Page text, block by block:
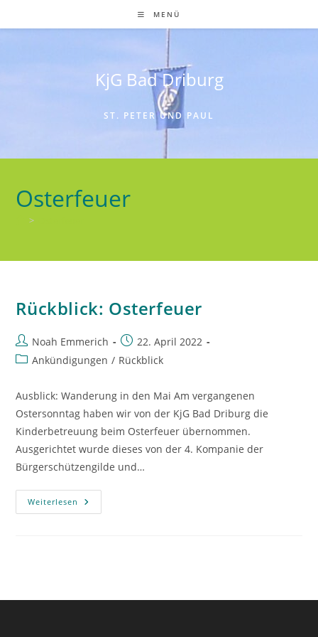
Inhalt
MENÜ
KjG Bad Driburg
ST. PETER UND PAUL
Osterfeuer
>
Rückblick: Osterfeuer
Beitrags-
Autor:
Noah Emmerich
Beitrag
veröffentlicht:
22. April 2022
Beitrags-
Ankündigungen / Rückblick
Ausblick: Wanderung in den Mai Am vergangenen
Ostersonntag haben wir von der KjG Bad Driburg die
Kinderbetreuung beim Osterfeuer übernommen.
Ausgerichtet wurde dieses von der 4. Kompanie der
Bürgerschützengilde und…
Weiterlesen Rückblick:
Osterfeuer